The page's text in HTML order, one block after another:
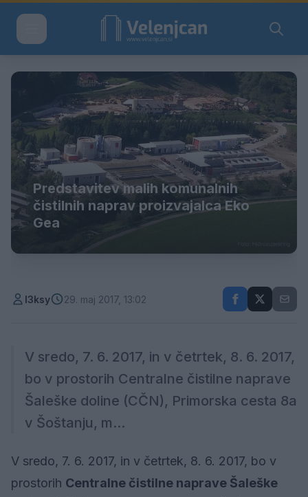
Predstavitev malih komunalnih
čistilnih naprav proizvajalca Eko
Gea
l3ksy 29. maj 2017, 13:02
V sredo, 7. 6. 2017, in v četrtek, 8. 6. 2017,
bo v prostorih Centralne čistilne naprave
Šaleške doline (CČN), Primorska cesta 8a
v Šoštanju, m...
V sredo, 7. 6. 2017, in v četrtek, 8. 6. 2017, bo v
prostorih Centralne čistilne naprave Šaleške